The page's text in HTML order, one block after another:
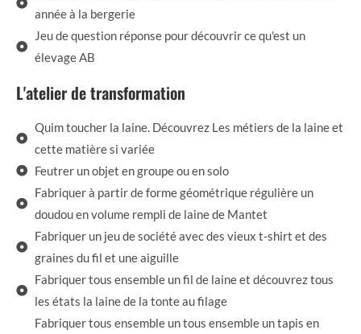
année à la bergerie
Jeu de question réponse pour découvrir ce qu'est un
élevage AB
L'atelier de transformation
Quim toucher la laine. Découvrez Les métiers de la laine et
cette matière si variée
Feutrer un objet en groupe ou en solo
Fabriquer à partir de forme géométrique régulière un
doudou en volume rempli de laine de Mantet
Fabriquer un jeu de société avec des vieux t-shirt et des
graines du fil et une aiguille
Fabriquer tous ensemble un fil de laine et découvrez tous
les états la laine de la tonte au filage
Fabriquer tous ensemble un tous ensemble un tapis en